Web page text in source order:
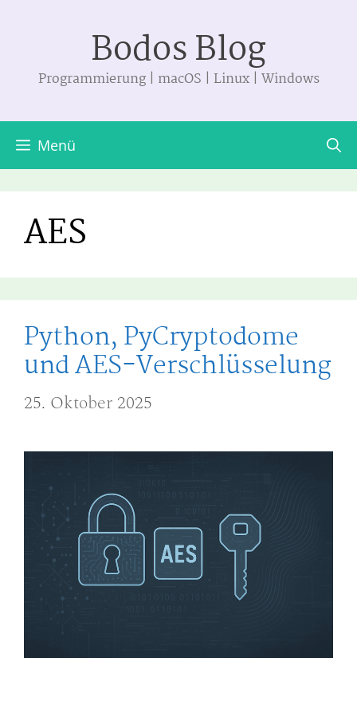
springen
Bodos Blog
Programmierung | macOS | Linux | Windows
Menü
AES
Python, PyCryptodome
und AES-Verschlüsselung
25. Oktober 2025